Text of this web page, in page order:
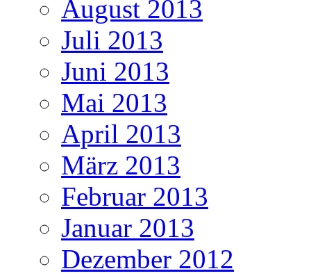
August 2013
Juli 2013
Juni 2013
Mai 2013
April 2013
März 2013
Februar 2013
Januar 2013
Dezember 2012